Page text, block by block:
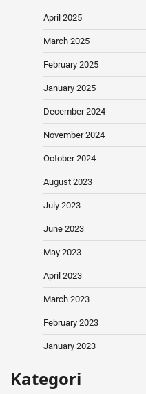
April 2025
March 2025
February 2025
January 2025
December 2024
November 2024
October 2024
August 2023
July 2023
June 2023
May 2023
April 2023
March 2023
February 2023
January 2023
Kategori